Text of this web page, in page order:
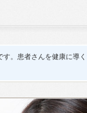
。患者さんを健康に導